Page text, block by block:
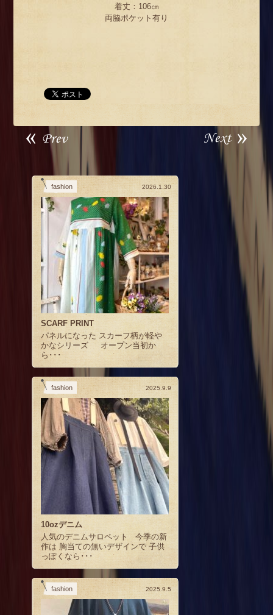
着丈：106㎝
両脇ポケット有り
fashion 2026.1.30
SCARF PRINT
パネルになった スカーフ柄が軽や
かなシリーズ オープン当初か
ら･･･
fashion 2025.9.9
10ozデニム
人気のデニムサロペット 今季の新
作は 胸当ての無いデザインで 子供
っぽくなら･･･
fashion 2025.9.5